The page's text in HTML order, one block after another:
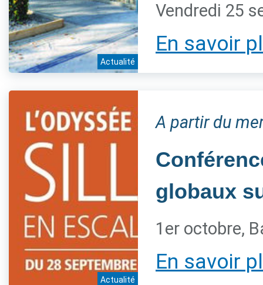
Actualité
Vendredi 25
En savoir
Actualité
A partir du
globaux
1er octobre,
En savoir